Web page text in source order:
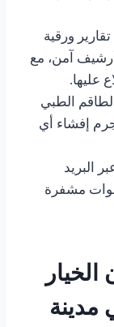
ورقية
آمن، مع
عليها.
الطبي
إفشاء أي
البريد
مشفرة
مدينة